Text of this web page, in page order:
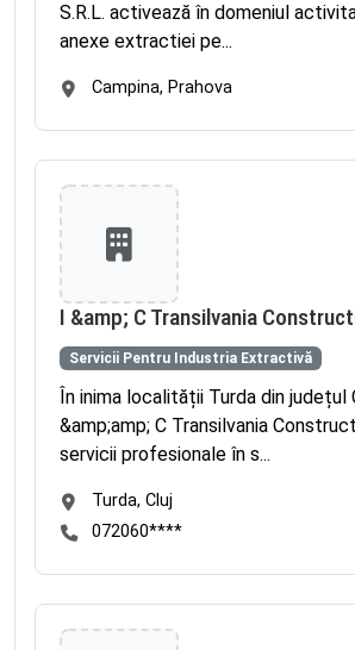
S.R.L. activează în domeniul
anexe extractiei pe...
Campina, Prahova
I &amp; C Transilvania
Servicii Pentru Industria Extractivă
În inima localității Turda din județul
&amp;amp; C Transilvania
servicii profesionale în s...
Turda, Cluj
072060****